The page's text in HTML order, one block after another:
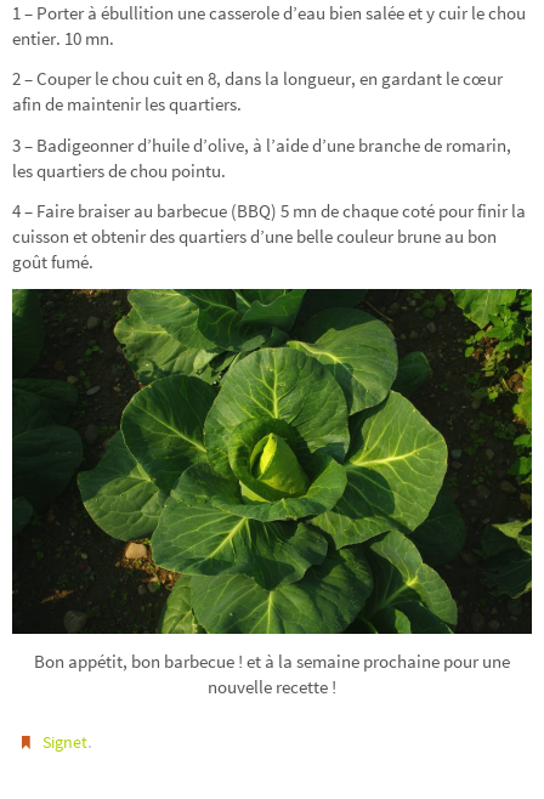
1 – Porter à ébullition une casserole d’eau bien salée et y cuir le chou
entier. 10 mn.
2 – Couper le chou cuit en 8, dans la longueur, en gardant le cœur
afin de maintenir les quartiers.
3 – Badigeonner d’huile d’olive, à l’aide d’une branche de romarin,
les quartiers de chou pointu.
4 – Faire braiser au barbecue (BBQ) 5 mn de chaque coté pour finir la
cuisson et obtenir des quartiers d’une belle couleur brune au bon
goût fumé.
Bon appétit, bon barbecue ! et à la semaine prochaine pour une
nouvelle recette !
Signet.